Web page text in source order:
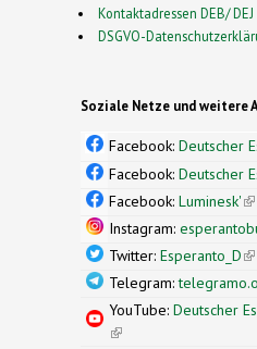
Kontaktadressen DEB/ DEJ
DSGVO-
Soziale Netze und weitere
Facebook: Deutscher
Facebook: Deutscher
Facebook: Luminesk'
Instagram:
Twitter: Esperanto_D
Telegram:
YouTube: Deutscher
(link is external)